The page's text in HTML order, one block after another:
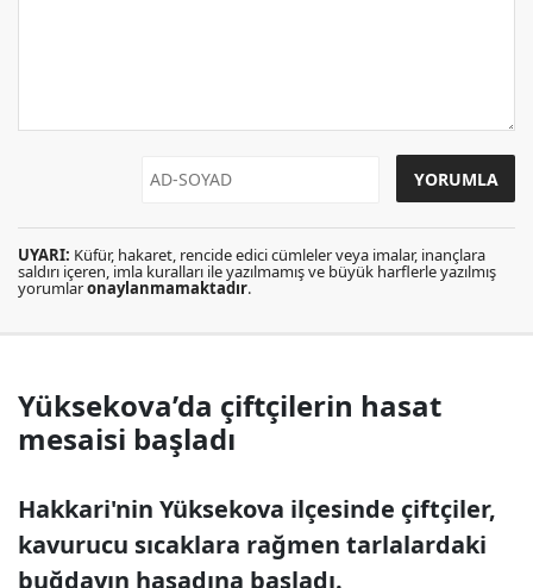
UYARI: Küfür, hakaret, rencide edici cümleler veya imalar, inançlara
saldırı içeren, imla kuralları ile yazılmamış ve büyük harflerle yazılmış
yorumlaronaylanmamaktadır.
Yüksekova’da çiftçilerin hasat
mesaisi başladı
Hakkari'nin Yüksekova ilçesinde çiftçiler,
kavurucu sıcaklara rağmen tarlalardaki
buğdayın hasadına başladı.